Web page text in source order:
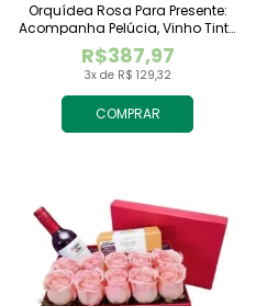
COMPRAR
3x de R$ 129,32
R$387,97
Orquídea Rosa Para Presente:
Acompanha Pelúcia, Vinho Tinto
Importado E Chocolate
Raffaello